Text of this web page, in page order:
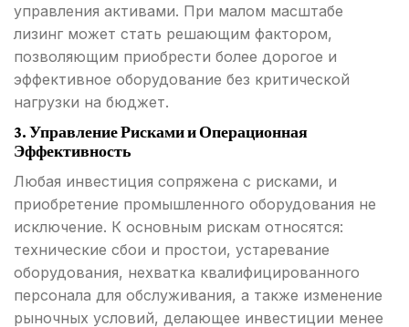
управления активами. При малом масштабе
лизинг может стать решающим фактором,
позволяющим приобрести более дорогое и
эффективное оборудование без критической
нагрузки на бюджет.
3. Управление Рисками и Операционная
Эффективность
Любая инвестиция сопряжена с рисками, и
приобретение промышленного оборудования не
исключение. К основным рискам относятся:
технические сбои и простои, устаревание
оборудования, нехватка квалифицированного
персонала для обслуживания, а также изменение
рыночных условий, делающее инвестиции менее